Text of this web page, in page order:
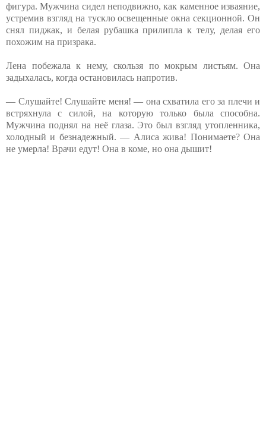
фигура. Мужчина сидел неподвижно, как каменное изваяние,
устремив взгляд на тускло освещенные окна секционной. Он
снял пиджак, и белая рубашка прилипла к телу, делая его
похожим на призрака.
Лена побежала к нему, скользя по мокрым листьям. Она
задыхалась, когда остановилась напротив.
— Слушайте! Слушайте меня! — она схватила его за плечи и
встряхнула с силой, на которую только была способна.
Мужчина поднял на неё глаза. Это был взгляд утопленника,
холодный и безнадежный. — Алиса жива! Понимаете? Она
не умерла! Врачи едут! Она в коме, но она дышит!